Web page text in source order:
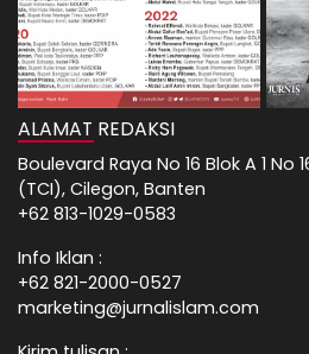
ALAMAT REDAKSI
Boulevard Raya No 16 Blok A 1
(TCI), Cilegon, Banten
+62 813-1029-0583
Info Iklan :
+62 821-2000-0527
marketing@jurnalislam.com